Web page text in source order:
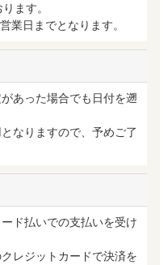
ます。
業日までとなります。
あった場合でも日付を遡
なりますので、予めご了
ド払いでの支払いを受け
レジットカードで決済を